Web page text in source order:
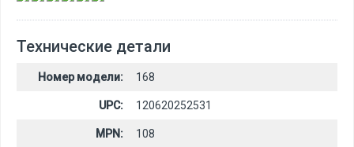
Технические детали
Номер модели: 168
UPC: 120620252531
MPN: 108